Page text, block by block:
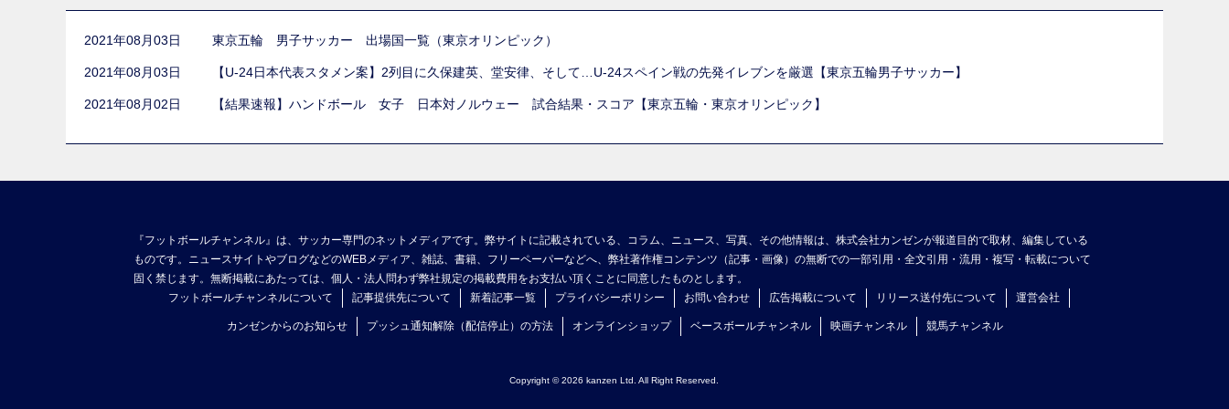
2021年08月03日 東京五輪 男子サッカー 出場国一覧（東京オリンピック）
2021年08月03日 【U-24日本代表スタメン案】2列目に久保建英、堂安律、そして…U-24スペイン戦の先発イレブンを厳選【東京五輪男子サッカー】
2021年08月02日 【結果速報】ハンドボール 女子 日本対ノルウェー 試合結果・スコア【東京五輪・東京オリンピック】
『フットボールチャンネル』は、サッカー専門のネットメディアです。弊サイトに記載されている、コラム、ニュース、写真、その他情報は、株式会社カンゼンが報道目的で取材、編集している
ものです。ニュースサイトやブログなどのWEBメディア、雑誌、書籍、フリーペーパーなどへ、弊社著作権コンテンツ（記事・画像）の無断での一部引用・全文引用・流用・複写・転載について
固く禁じます。無断掲載にあたっては、個人・法人問わず弊社規定の掲載費用をお支払い頂くことに同意したものとします。
フットボールチャンネルについて
記事提供先について 新着記事一覧 プライバシーポリシー お問い合わせ 広告掲載について リリース送付先について 運営会社
カンゼンからのお知らせ プッシュ通知解除（配信停止）の方法 オンラインショップ ベースボールチャンネル 映画チャンネル 競馬チャンネル
Copyright © 2026 kanzen Ltd. All Right Reserved.